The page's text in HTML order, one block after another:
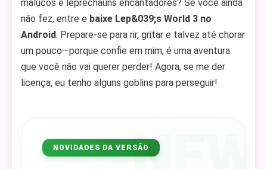
malucos e leprechauns encantadores? Se você ainda
não fez, entre e baixe Lep&039;s World 3 no
Android. Prepare-se para rir, gritar e talvez até chorar
um pouco—porque confie em mim, é uma aventura
que você não vai querer perder! Agora, se me der
licença, eu tenho alguns goblins para perseguir!
NOVIDADES DA VERSÃO